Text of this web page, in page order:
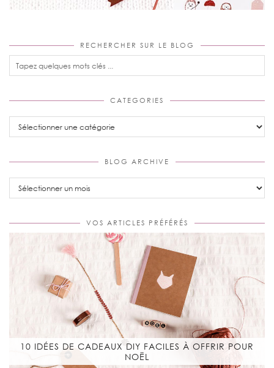
RECHERCHER SUR LE BLOG
CATEGORIES
Categories
BLOG ARCHIVE
Blog
Archive
VOS ARTICLES PRÉFÉRÉS
10 IDÉES DE CADEAUX DIY FACILES À OFFRIR POUR
NOËL